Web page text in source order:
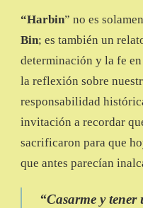
“Harbin” no es
Bin; es también un
determinación y la fe
la reflexión sobre
responsabilidad
invitación a recordar
sacrificaron para que
que antes parecían
“Casarme y